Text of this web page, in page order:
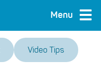
Menu
Video Tips